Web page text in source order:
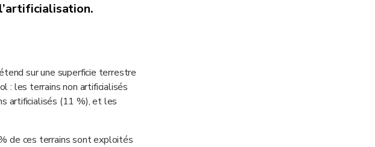
sur une superficie terrestre
: les terrains non artificialisés
artificialisés (11 %), et les
de ces terrains sont exploités